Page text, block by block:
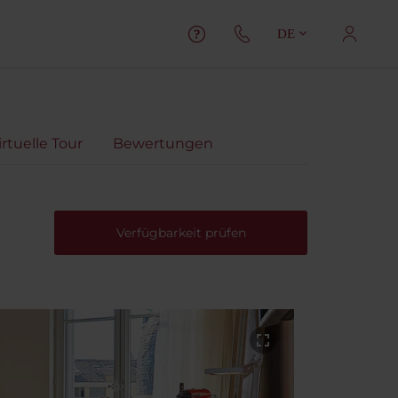
DE
Tour Bewertungen
Verfügbarkeit prüfen